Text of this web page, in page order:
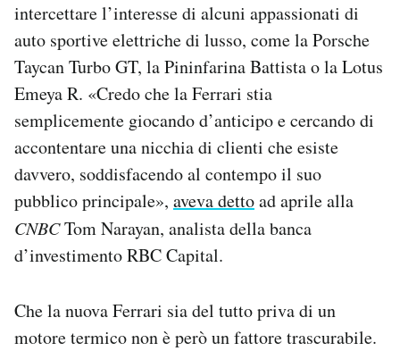
intercettare l’interesse di alcuni appassionati di
auto sportive elettriche di lusso, come la Porsche
Taycan Turbo GT, la Pininfarina Battista o la Lotus
Emeya R. «Credo che la Ferrari stia
semplicemente giocando d’anticipo e cercando di
accontentare una nicchia di clienti che esiste
davvero, soddisfacendo al contempo il suo
pubblico principale», aveva dettoad aprile alla
CNBCTom Narayan, analista della banca
d’investimento RBC Capital.
Che la nuova Ferrari sia del tutto priva di un
motore termico non è però un fattore trascurabile.